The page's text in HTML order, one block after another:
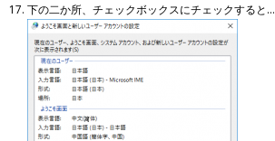
下の二か所、チェックボックスにチェックすると…